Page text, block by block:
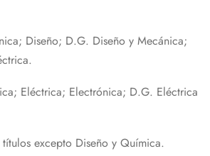
Diseño; D.G. Diseño y Mecánica;
Eléctrica; Electrónica; D.G. Eléctrica
excepto Diseño y Química.